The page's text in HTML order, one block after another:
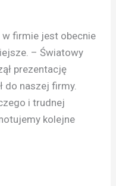
firmie jest obecnie
– Światowy
prezentację
do naszej firmy.
i trudnej
kolejne